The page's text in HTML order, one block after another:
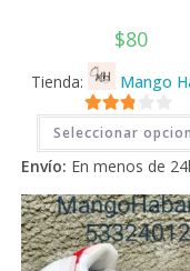
$80
Tienda: Mango
2.71
de 5
Seleccionar
Envío: En menos de